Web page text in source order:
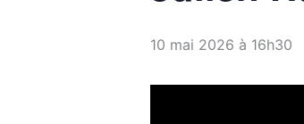
10 mai 2026 à 16h30